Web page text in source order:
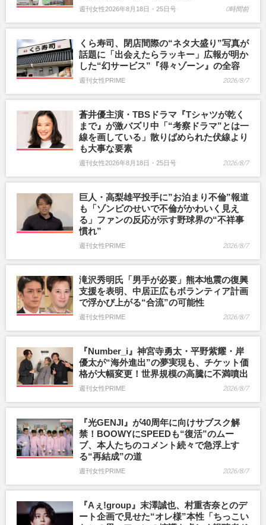
週刊女性2026年8月18日・25日号 0時間前
くら寿司、閉店間際の“ネタ大盛り”写真が
話題に「出会えたらラッキー」広報が明か
した“幻サービス”『得々ゾーン』の全容
週刊女性PRIME 2026/8/7
蒼井優主演・TBSドラマ『Tシャツが乾く
まで』が激バズリ中「“考察ドラマ”とは一
線を画している」散りばめられた伏線より
も大事な要素
週刊女性2026年8月18日・25日号 2026/8/7
巨人・高梨雄平投手に”お泊まり不倫”報道
も「ゾンビのせいで不倫がかわいく見え
る」ファンの反応が示す野球界の“不祥事
慣れ”
週刊女性PRIME 2026/8/7
滝沢秀明氏「男手が必要」熊本地震の復興
支援を表明、中居正広もボランティア計画
で浮かび上がる“合流”の可能性
週刊女性PRIME 2026/8/7
『Number_i』神宮寺勇太・平野紫耀・岸
優太が“海外進出”の夢実現も、チケット価
格が大幅変更！世界規模の高騰に不満噴出
週刊女性PRIME 2026/8/7
『光GENJI』が40周年に向けサブスク解
禁！BOOWYにSPEEDも“復活”のムー
ブ、本人たちのコメント続々で急浮上す
る“再結成”の道
週刊女性PRIME 2026/8/7
『Aぇ!group』末澤誠也、村重杏奈とのデ
ート企画で見せた“オレ様”本性「ちっこい